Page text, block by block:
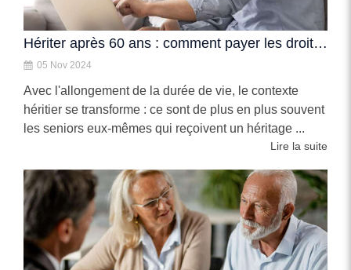
Hériter après 60 ans : comment payer les droits de succession en préservant son patrimoine
05 Nov 2024
Avec l'allongement de la durée de vie, le contexte
héritier se transforme : ce sont de plus en plus souvent
les seniors eux-mêmes qui reçoivent un héritage ...
Lire la suite